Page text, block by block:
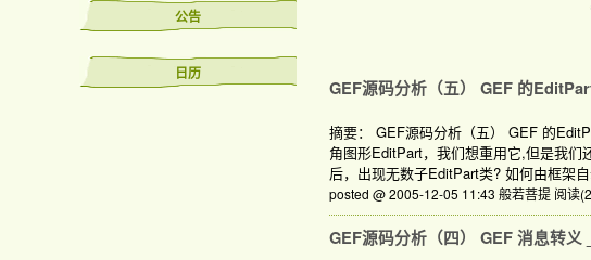
公告
日历
GEF源码分析（五） GEF 的
摘要： GEF源码分析（五） GEF 的
角图形EditPart，我们想重用它,但是我
后，出现无数子EditPart类? 如何由框架
posted @ 2005-12-05 11:43 般若菩提 阅读
GEF源码分析（四） GEF 消息转义